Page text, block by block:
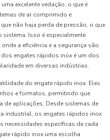
excelente vedação, o que é
de ar comprimido e
não haja perda de pressão, o que
Isso é especialmente
a eficiência e a segurança são
engates rápidos inox é um dos
em diversas indústrias.
do engate rápido inox. Eles
e formatos, permitindo que
de aplicações. Desde sistemas de
industrial, os engates rápidos inox
necessidades específicas de cada
rápido inox uma escolha